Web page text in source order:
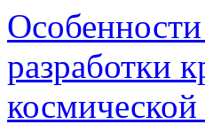
разработки